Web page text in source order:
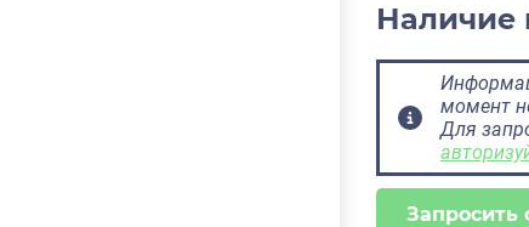
Наличие
момент
Для
Запросить